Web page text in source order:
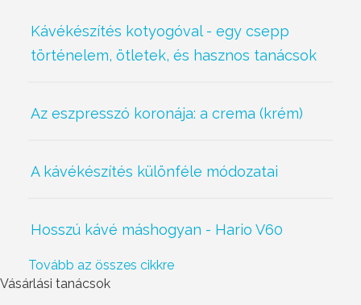
Kávékészítés kotyogóval - egy csepp
történelem, ötletek, és hasznos tanácsok
Az eszpresszó koronája: a crema (krém)
A kávékészítés különféle módozatai
Hosszú kávé máshogyan - Hario V60
Tovább az összes cikkre
Vásárlási tanácsok